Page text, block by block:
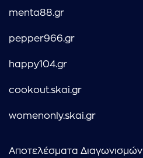
menta88.gr
pepper966.gr
happy104.gr
cookout.skai.gr
womenonly.skai.gr
Αποτελέσματα Διαγωνισμών